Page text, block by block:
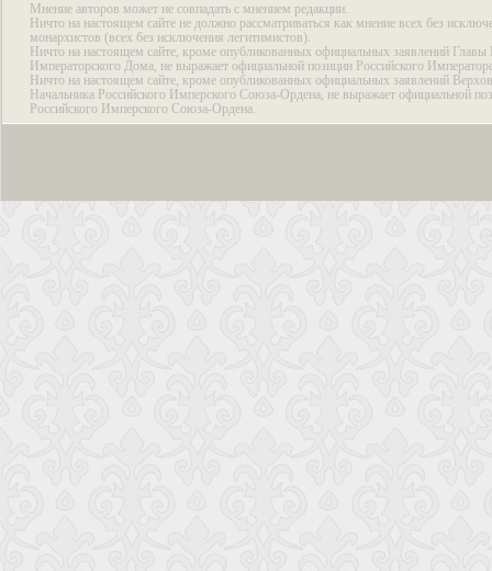
Мнение авторов может не совпадать с мнением редакции.
Ничто на настоящем сайте не должно рассматриваться как мнение всех без
монархистов (всех без исключения легитимистов).
Ничто на настоящем сайте, кроме опубликованных официальных заявлений Главы
Императорского Дома, не выражает официальной позиции Российского
Ничто на настоящем сайте, кроме опубликованных официальных заявлений
Начальника Российского Имперского Союза-Ордена, не выражает официальной
Российского Имперского Союза-Ордена.